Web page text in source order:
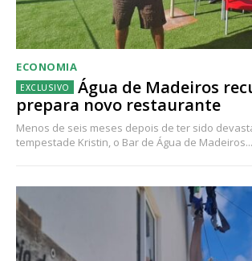
ECONOMIA
Água de Madeiros
prepara novo restaurante
Menos de seis meses depois de ter sido
tempestade Kristin, o Bar de Água de Madeiros...